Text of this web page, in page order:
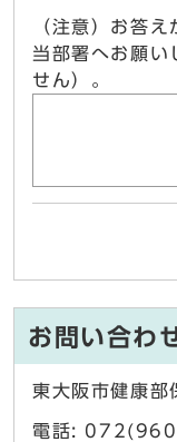
（注意）お答
当部署へお願い
せん）。
お問い合わ
東大阪市健康部
電話: